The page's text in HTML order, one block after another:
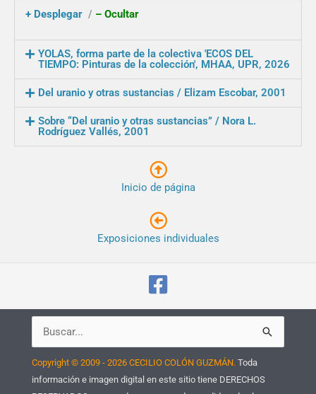
+ Desplegar / – Ocultar
YOLAS, forma parte de la colectiva 'ECOS DEL
TIEMPO: Pinturas de la colección', MHAA, UPR, 2026
Del uranio y otras sustancias / Elizam Escobar, 2001
Sobre “Del uranio y otras sustancias” / Nora L.
Rodríguez Vallés, 2001
Inicio de página
Exposiciones individuales
Buscar
Copyright © 2009 - 2026 CECILIO COLÓN GUZMÁN. Toda
información e imagen digital en este sitio tiene DERECHOS